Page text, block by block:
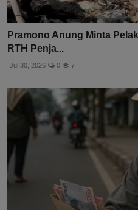
Pramono Anung Minta
RTH Penja...
Jul 30, 2026 0 7